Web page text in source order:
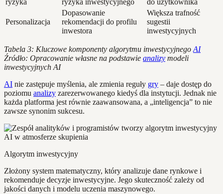
ryzyka
ryzyka inwestycyjnego
do użytkownika
Personalizacja
Dopasowanie
rekomendacji do profilu
inwestora
Większa trafność
sugestii
inwestycyjnych
Tabela 3: Kluczowe komponenty algorytmu inwestycyjnego AI
Źródło: Opracowanie własne na podstawie analizy modeli
inwestycyjnych AI
AI nie zastępuje myślenia, ale zmienia reguły gry – daje dostęp do
poziomu analizy zarezerwowanego kiedyś dla instytucji. Jednak nie
każda platforma jest równie zaawansowana, a „inteligencja” to nie
zawsze synonim sukcesu.
Algorytm inwestycyjny
Złożony system matematyczny, który analizuje dane rynkowe i
rekomenduje decyzje inwestycyjne. Jego skuteczność zależy od
jakości danych i modelu uczenia maszynowego.